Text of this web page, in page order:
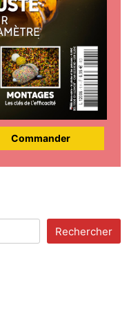
Commander
Rechercher